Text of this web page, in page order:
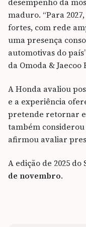
desempenho da
maduro. “Para
fortes, com rede
uma presença
automotivas do
da Omoda & Jaecoo
A Honda avaliou
e a experiência
pretende retornar
também
afirmou avaliar
A edição de 2025
de novembro.